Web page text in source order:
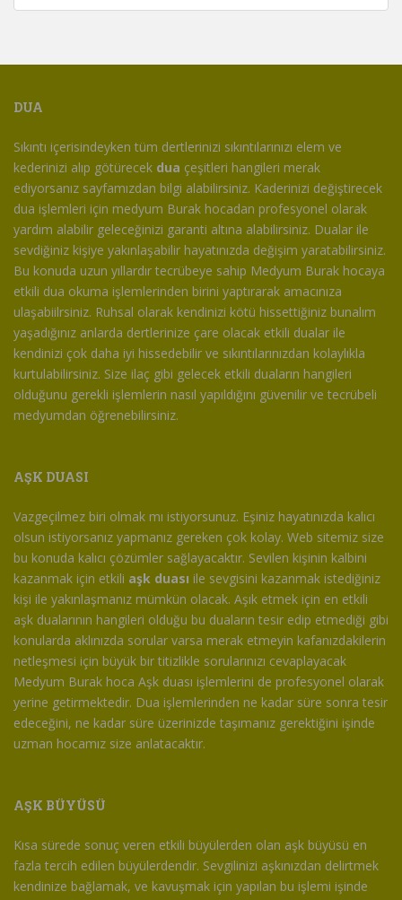
DUA
Sıkıntı içerisindeyken tüm dertlerinizi sıkıntılarınızı elem ve
kederinizi alıp götürecek dua çeşitleri hangileri merak
ediyorsanız sayfamızdan bilgi alabilirsiniz. Kaderinizi değiştirecek
dua işlemleri için medyum Burak hocadan profesyonel olarak
yardım alabilir geleceğinizi garanti altına alabilirsiniz. Dualar ile
sevdiğiniz kişiye yakınlaşabilir hayatınızda değişim yaratabilirsiniz.
Bu konuda uzun yıllardır tecrübeye sahip Medyum Burak hocaya
etkili dua okuma işlemlerinden birini yaptırarak amacınıza
ulaşabiilrsiniz. Ruhsal olarak kendinizi kötü hissettiğiniz bunalım
yaşadığınız anlarda dertlerinize çare olacak etkili dualar ile
kendinizi çok daha iyi hissedebilir ve sıkıntılarınızdan kolaylıkla
kurtulabilirsiniz. Size ilaç gibi gelecek etkili duaların hangileri
olduğunu gerekli işlemlerin nasıl yapıldığını güvenilir ve tecrübeli
medyumdan öğrenebilirsiniz.
AŞK DUASI
Vazgeçilmez biri olmak mı istiyorsunuz. Eşiniz hayatınızda kalıcı
olsun istiyorsanız yapmanız gereken çok kolay. Web sitemiz size
bu konuda kalıcı çözümler sağlayacaktır. Sevilen kişinin kalbini
kazanmak için etkili aşk duası ile sevgisini kazanmak istediğiniz
kişi ile yakınlaşmanız mümkün olacak. Aşık etmek için en etkili
aşk dualarının hangileri olduğu bu duaların tesir edip etmediği gibi
konularda aklınızda sorular varsa merak etmeyin kafanızdakilerin
netleşmesi için büyük bir titizlikle sorularınızı cevaplayacak
Medyum Burak hoca Aşk duası işlemlerini de profesyonel olarak
yerine getirmektedir. Dua işlemlerinden ne kadar süre sonra tesir
edeceğini, ne kadar süre üzerinizde taşımanız gerektiğini işinde
uzman hocamız size anlatacaktır.
AŞK BÜYÜSÜ
Kısa sürede sonuç veren etkili büyülerden olan aşk büyüsü en
fazla tercih edilen büyülerdendir. Sevgilinizi aşkınızdan delirtmek
kendinize bağlamak, ve kavuşmak için yapılan bu işlemi işinde